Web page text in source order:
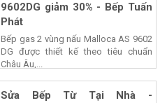
9602DG giảm 30% - Bếp Tuấn
Phát
Bếp gas 2 vùng nấu Malloca AS 9602
DG được thiết kế theo tiêu chuẩn
Châu Âu,...
Sửa Bếp Từ Tại Nhà -